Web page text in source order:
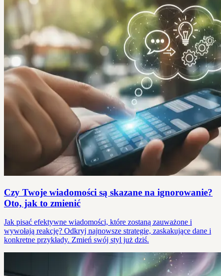
Czy Twoje wiadomości są skazane na ignorowanie?
Oto, jak to zmienić
Jak pisać efektywne wiadomości, które zostaną zauważone i
wywołają reakcję? Odkryj najnowsze strategie, zaskakujące dane i
konkretne przykłady. Zmień swój styl już dziś.